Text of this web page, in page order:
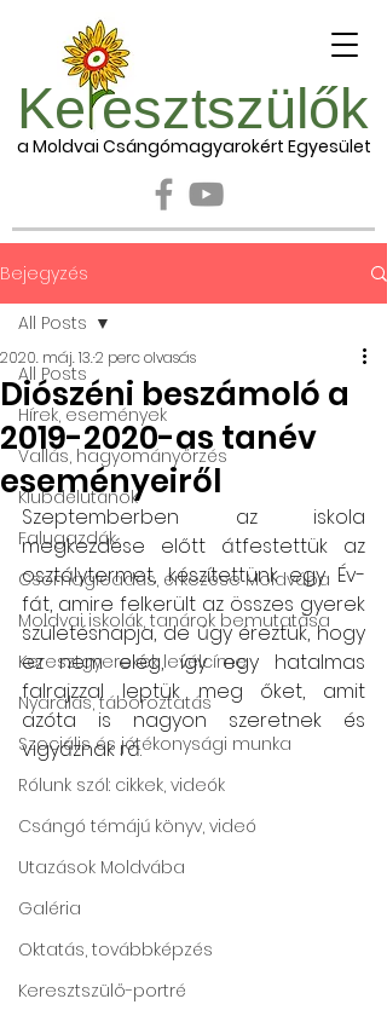
Ke esztszülők
a Moldvai Csángómagyarokért Egyesület
Bejegyzés
All Posts
Hírek, események
Vallás, hagyományőrzés
Klubdélutánok
Falugazdák
Csomagleadás, érkezése Moldvába
Moldvai iskolák, tanárok bemutatása
Keresztgyerekek levélcíme
Nyaralás, táboroztatás
Szociális és jótékonysági munka
Rólunk szól: cikkek, videók
Csángó témájú könyv, videó
Utazások Moldvába
Galéria
Oktatás, továbbképzés
Keresztszülő-portré
All Posts
Diószéni beszámoló a
2019-2020-as tanév
eseményeiről
2020. máj. 13.2 perc olvasás
Szeptemberben az iskola
megkezdése előtt átfestettük az
osztálytermet, készítettünk egy Év-
fát, amire felkerült az összes gyerek
születésnapja, de úgy éreztük, hogy
ez nem elég, így egy hatalmas
falrajzzal leptük meg őket, amit
azóta is nagyon szeretnek és
vigyáznak rá.